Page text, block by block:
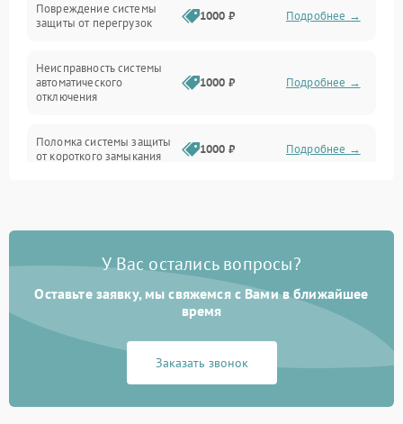
Электропитание
Механика
Корпус/Герметичность
Повреждение системы
защиты от перегрузок
1000 ₽ Подробнее →
Неисправность системы
автоматического
отключения
1000 ₽ Подробнее →
Поломка системы защиты
от короткого замыкания
1000 ₽ Подробнее →
Неисправность системы
перенапряжения
1000 ₽ Подробнее →
Неисправность системы
защиты от замыкания
1000 ₽
защиты от перегрева
У Вас остались вопросы?
Оставьте заявку, мы свяжемся с Вами в ближайшее
время
Заказать звонок